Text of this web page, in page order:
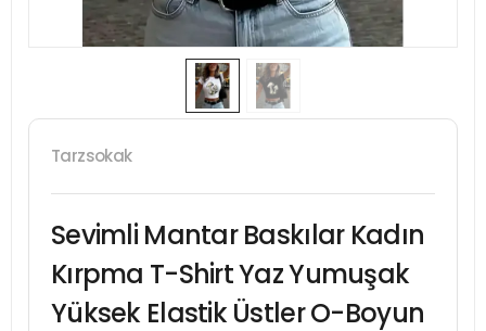
Tarzsokak
Sevimli Mantar Baskılar Kadın
Kırpma T-Shirt Yaz Yumuşak
Yüksek Elastik Üstler O-Boyun